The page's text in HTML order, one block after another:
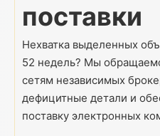
поставки
Нехватка выделенных
52 недель? Мы
сетям независимых
дефицитные детали и
поставку электронных